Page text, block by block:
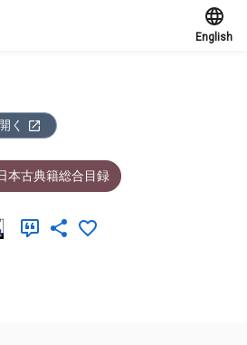
English
く
本古典籍総合目録